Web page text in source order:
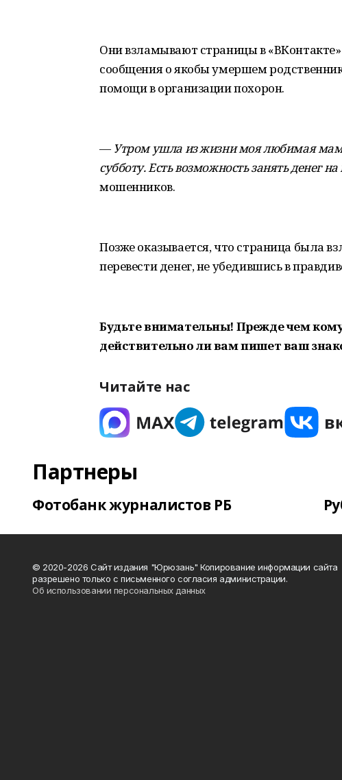
Они взламывают страницы в
сообщения о якобы умершем
помощи в организации похорон.
— Утром ушла из жизни моя любимая
субботу. Есть возможность занять денег
мошенников.
Позже оказывается, что страница была
перевести денег, не убедившись в
Будьте внимательны! Прежде чем
действительно ли вам пишет ваш
Читайте нас
Партнеры
Фотобанк журналистов РБ
© 2020-2026 Сайт издания "Юрюзань" Копирование информации сайта
разрешено только с письменного согласия администрации.
Об использовании персональных данных